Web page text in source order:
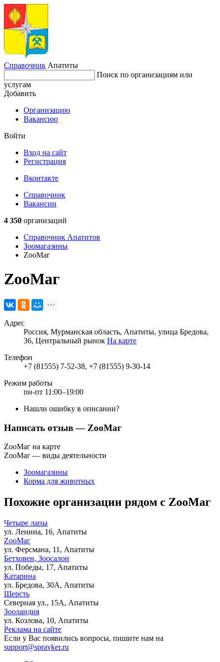
Справочник Апатиты
Поиск по организациям или
услугам
Добавить
Организацию
Вакансию
Войти
Вход на сайт
Регистрация
Вконтакте
Справочник
Вакансии
4 350 организаций
Справочник Апатитов
Зоомагазины
ZooМаг
ZooМаг
Адрес
Россия, Мурманская область, Апатиты, улица Бредова,
36, Центральный рынок На карте
Телефон
+7 (81555) 7-52-38, +7 (81555) 9-30-14
Режим работы
пн-пт 11:00–19:00
Нашли ошибку в описании?
Написать отзыв— ZooМаг
ZooМаг на карте
ZooМаг — виды деятельности
Зоомагазины
Корма для животных
Похожие организации рядом с ZooМаг
Четыре лапы
ул. Ленина, 16, Апатиты
ZooМаг
ул. Ферсмана, 11, Апатиты
Бетховен, Зоосалон
ул. Победы, 17, Апатиты
Катарина
ул. Бредова, 30А, Апатиты
Шерсть
Северная ул., 15А, Апатиты
Зооландия
ул. Козлова, 10, Апатиты
Реклама на сайте
Если у Вас появились вопросы, пишите нам на
support@spravker.ru